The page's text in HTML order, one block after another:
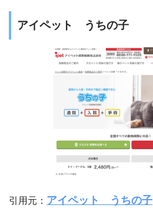
アイペット うちの子
引用元： アイペット うちの子